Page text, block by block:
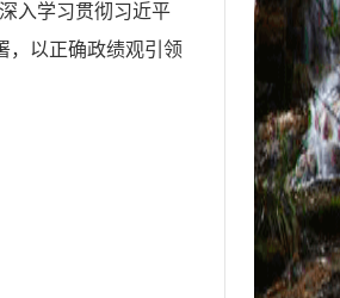
入学习贯彻习近平
，以正确政绩观引领